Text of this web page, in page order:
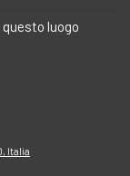
luogo
Italia